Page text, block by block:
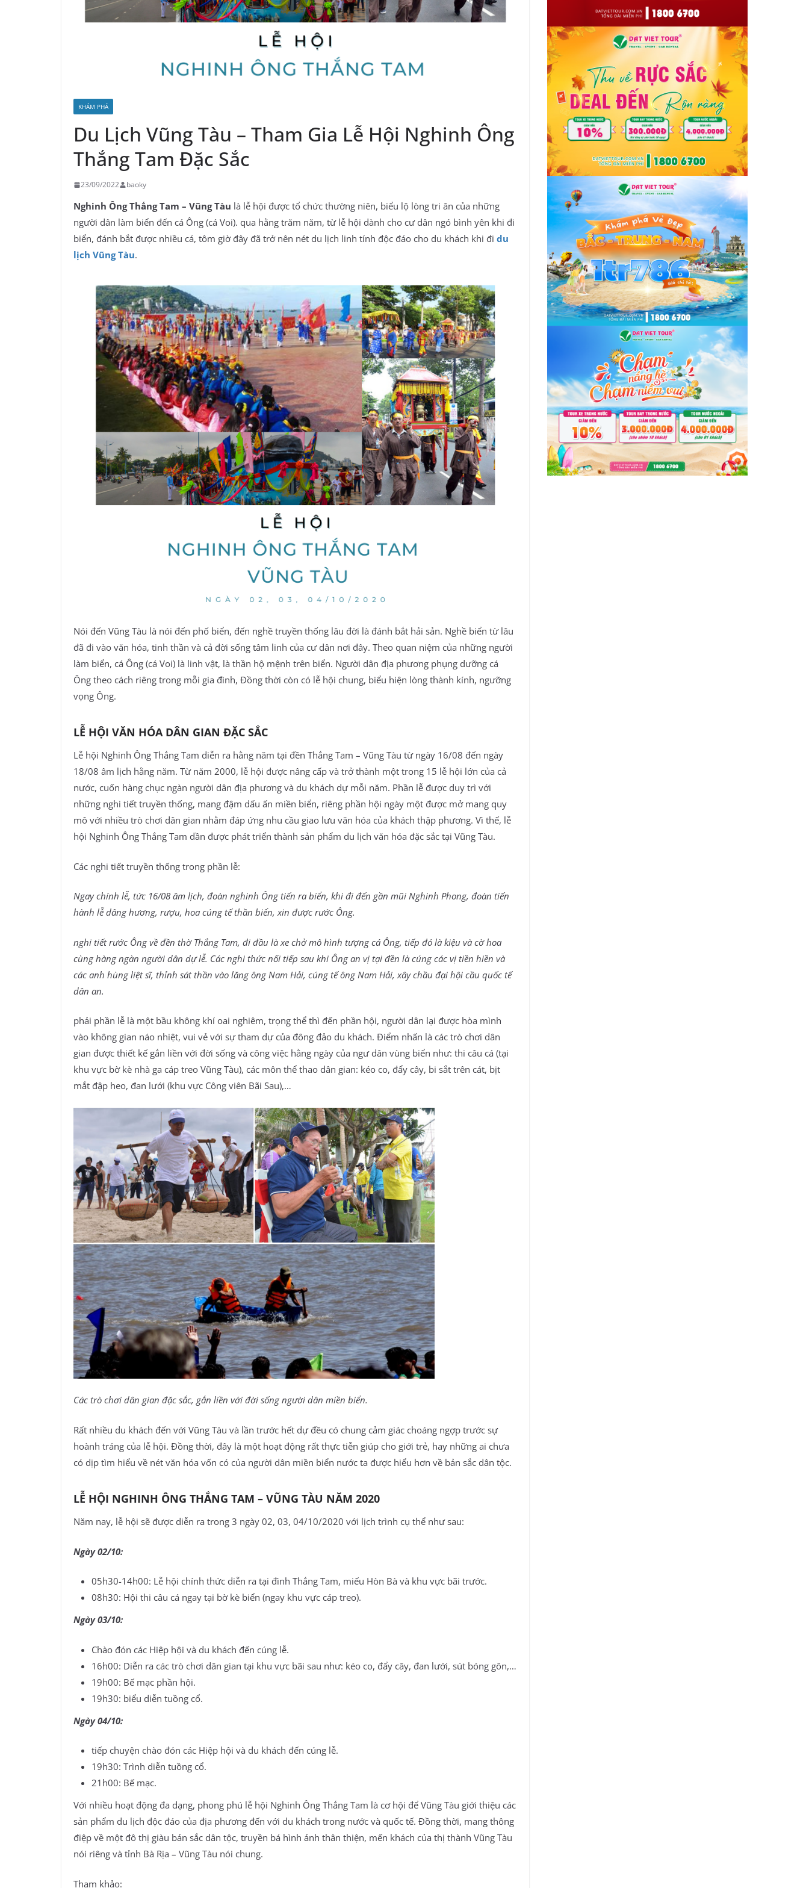
KHÁM PHÁ
Du Lịch Vũng Tàu – Tham Gia Lễ Hội Nghinh Ông
Thắng Tam Đặc Sắc
23/09/2022 baoky
Nghinh Ông Thắng Tam – Vũng Tàu là lễ hội được tổ chức thường niên, biểu lộ lòng tri ân của những
người dân làm biển đến cá Ông (cá Voi). qua hằng trăm năm, từ lễ hội dành cho cư dân ngó bình yên khi đi
biển, đánh bắt được nhiều cá, tôm giờ đây đã trở nên nét du lịch linh tính độc đáo cho du khách khi đi du
lịch Vũng Tàu.
Nói đến Vũng Tàu là nói đến phố biển, đến nghề truyền thống lâu đời là đánh bắt hải sản. Nghề biển từ lâu
đã đi vào văn hóa, tinh thần và cả đời sống tâm linh của cư dân nơi đây. Theo quan niệm của những người
làm biển, cá Ông (cá Voi) là linh vật, là thần hộ mệnh trên biển. Người dân địa phương phụng dưỡng cá
Ông theo cách riêng trong mỗi gia đình, Đồng thời còn có lễ hội chung, biểu hiện lòng thành kính, ngưỡng
vọng Ông.
LỄ HỘI VĂN HÓA DÂN GIAN ĐẶC SẮC
Lễ hội Nghinh Ông Thắng Tam diễn ra hằng năm tại đền Thắng Tam – Vũng Tàu từ ngày 16/08 đến ngày
18/08 âm lịch hằng năm. Từ năm 2000, lễ hội được nâng cấp và trở thành một trong 15 lễ hội lớn của cả
nước, cuốn hàng chục ngàn người dân địa phương và du khách dự mỗi năm. Phần lễ được duy trì với
những nghi tiết truyền thống, mang đậm dấu ấn miền biển, riêng phần hội ngày một được mở mang quy
mô với nhiều trò chơi dân gian nhằm đáp ứng nhu cầu giao lưu văn hóa của khách thập phương. Vì thế, lễ
hội Nghinh Ông Thắng Tam dần được phát triển thành sản phẩm du lịch văn hóa đặc sắc tại Vũng Tàu.
Các nghi tiết truyền thống trong phần lễ:
Ngay chính lễ, tức 16/08 âm lịch, đoàn nghinh Ông tiến ra biển, khi đi đến gần mũi Nghinh Phong, đoàn tiến
hành lễ dâng hương, rượu, hoa cúng tế thần biển, xin được rước Ông.
nghi tiết rước Ông về đền thờ Thắng Tam, đi đầu là xe chở mô hình tượng cá Ông, tiếp đó là kiệu và cờ hoa
cùng hàng ngàn người dân dự lễ. Các nghi thức nối tiếp sau khi Ông an vị tại đền là cúng các vị tiền hiền và
các anh hùng liệt sĩ, thỉnh sát thần vào lăng ông Nam Hải, cúng tế ông Nam Hải, xây chầu đại hội cầu quốc tế
dân an.
phải phần lễ là một bầu không khí oai nghiêm, trọng thể thì đến phần hội, người dân lại được hòa mình
vào không gian náo nhiệt, vui vẻ với sự tham dự của đông đảo du khách. Điểm nhấn là các trò chơi dân
gian được thiết kế gắn liền với đời sống và công việc hằng ngày của ngư dân vùng biển như: thi câu cá (tại
khu vực bờ kè nhà ga cáp treo Vũng Tàu), các môn thể thao dân gian: kéo co, đẩy cây, bi sắt trên cát, bịt
mắt đập heo, đan lưới (khu vực Công viên Bãi Sau),…
Các trò chơi dân gian đặc sắc, gắn liền với đời sống người dân miền biển.
Rất nhiều du khách đến với Vũng Tàu và lần trước hết dự đều có chung cảm giác choáng ngợp trước sự
hoành tráng của lễ hội. Đồng thời, đây là một hoạt động rất thực tiễn giúp cho giới trẻ, hay những ai chưa
có dịp tìm hiểu về nét văn hóa vốn có của người dân miền biển nước ta được hiểu hơn về bản sắc dân tộc.
LỄ HỘI NGHINH ÔNG THẮNG TAM – VŨNG TÀU NĂM 2020
Năm nay, lễ hội sẽ được diễn ra trong 3 ngày 02, 03, 04/10/2020 với lịch trình cụ thể như sau:
Ngày 02/10:
05h30-14h00: Lễ hội chính thức diễn ra tại đình Thắng Tam, miếu Hòn Bà và khu vực bãi trước.
08h30: Hội thi câu cá ngay tại bờ kè biển (ngay khu vực cáp treo).
Ngày 03/10:
Chào đón các Hiệp hội và du khách đến cúng lễ.
16h00: Diễn ra các trò chơi dân gian tại khu vực bãi sau như: kéo co, đẩy cây, đan lưới, sút bóng gôn,…
19h00: Bế mạc phần hội.
19h30: biểu diễn tuồng cổ.
Ngày 04/10:
tiếp chuyện chào đón các Hiệp hội và du khách đến cúng lễ.
19h30: Trình diễn tuồng cổ.
21h00: Bế mạc.
Với nhiều hoạt động đa dạng, phong phú lễ hội Nghinh Ông Thắng Tam là cơ hội để Vũng Tàu giới thiệu các
sản phẩm du lịch độc đáo của địa phương đến với du khách trong nước và quốc tế. Đồng thời, mang thông
điệp về một đô thị giàu bản sắc dân tộc, truyền bá hình ảnh thân thiện, mến khách của thị thành Vũng Tàu
nói riêng và tỉnh Bà Rịa – Vũng Tàu nói chung.
Tham khảo: